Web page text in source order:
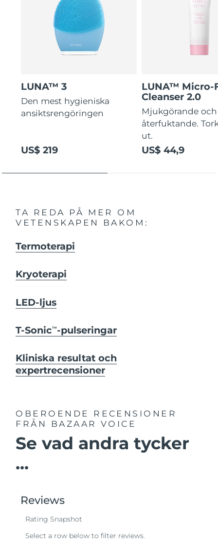
LUNA™ 3
Den mest hygieniska
ansiktsrengöringen
US$ 219
LUNA™ Micro-
Cleanser 2.0
Mjukgörande och
återfuktande.
ut.
US$ 44,9
TA REDA PÅ MER OM
VETENSKAPEN BAKOM:
Termoterapi
Kryoterapi
LED-ljus
T-SonicTM -pulseringar
Kliniska resultat och
expertrecensioner
OBEROENDE RECENSIONER
FRÅN BAZAAR VOICE
Se vad andra tycker
...